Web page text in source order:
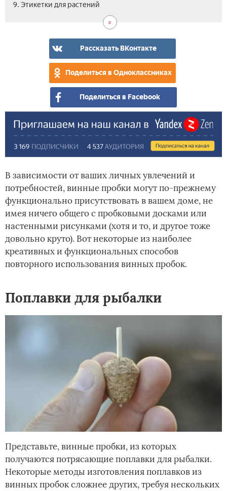
9. Этикетки для растений
Рассказать ВКонтакте
Поделиться в Одноклассниках
Поделиться в Facebook
В зависимости от ваших личных увлечений и
потребностей, винные пробки могут по-прежнему
функционально присутствовать в вашем доме, не
имея ничего общего с пробковыми досками или
настенными рисунками (хотя и то, и другое тоже
довольно круто). Вот некоторые из наиболее
креативных и функциональных способов
повторного использования винных пробок.
Поплавки для рыбалки
Представьте, винные пробки, из которых
получаются потрясающие поплавки для рыбалки.
Некоторые методы изготовления поплавков из
винных пробок сложнее других, требуя нескольких